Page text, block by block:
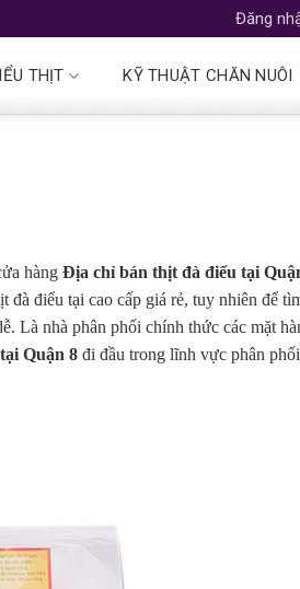
Đăng
THỊT KỸ THUẬT CHĂN NUÔI
hàng Địa chỉ bán thịt đà điểu tại
điểu tại cao cấp giá rẻ, tuy nhiên để
Là nhà phân phối chính thức các mặt
Quận 8 đi đầu trong lĩnh vực phân